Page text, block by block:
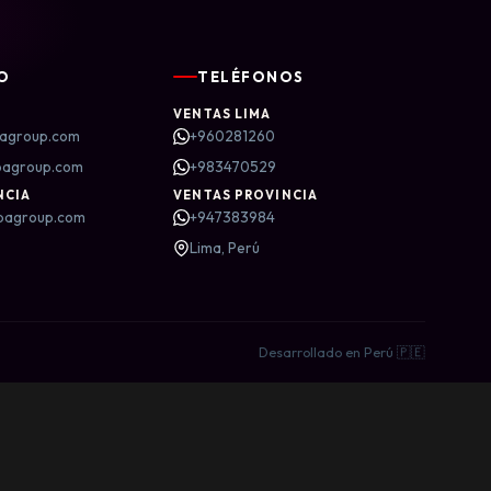
TELÉFONOS
VENTAS LIMA
+960281260
+983470529
VENTAS PROVINCIA
+947383984
Lima, Perú
Desarrollado en Perú 🇵🇪